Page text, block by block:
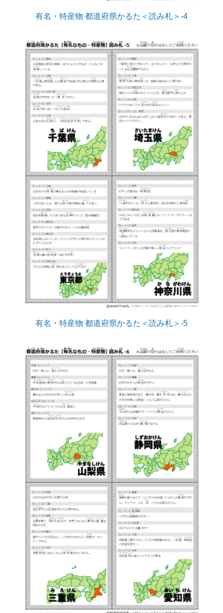
有名・特産物 都道府県かるた＜読み札＞-4
有名・特産物 都道府県かるた＜読み札＞-5